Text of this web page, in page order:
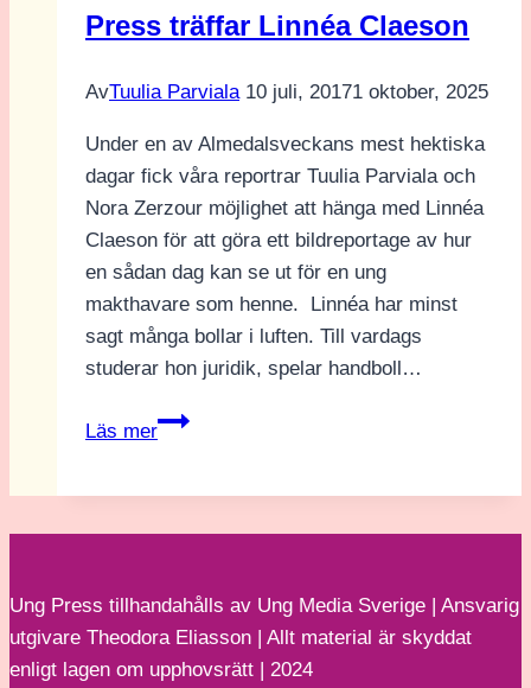
Press träffar Linnéa Claeson
AvTuulia Parviala 10 juli, 20171 oktober, 2025
Under en av Almedalsveckans mest hektiska
dagar fick våra reportrar Tuulia Parviala och
Nora Zerzour möjlighet att hänga med Linnéa
Claeson för att göra ett bildreportage av hur
en sådan dag kan se ut för en ung
makthavare som henne. Linnéa har minst
sagt många bollar i luften. Till vardags
studerar hon juridik, spelar handboll…
Läs mer
”Vi
Press
träffar
Linnéa
Ung Press tillhandahålls av Ung Media Sverige | Ansvarig
utgivare Theodora Eliasson | Allt material är skyddat
enligt lagen om upphovsrätt | 2024